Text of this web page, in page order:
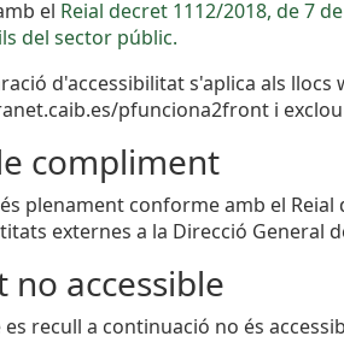
el Reial decret 1112/2018, de 7
del sector públic.
d'accessibilitat s'aplica als
pfunciona2front i
compliment
plenament conforme amb el
externes a la Direcció General
accessible
recull a continuació no és